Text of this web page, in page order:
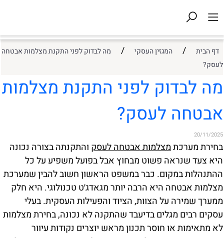
דף הבית / המגזין העסקי /
מה לבדוק לפני התקנת מצלמות אבטחה
לעסק?
מה לבדוק לפני התקנת מצלמות
אבטחה לעסק?
20/11/2025
בחירת מערכתמצלמות אבטחה לעסק והתקנתה בצורה נכונה
היא צעד שנראה פשוט מבחוץ אבל בפועל משפיע על כל
ההתנהלות במקום. כבר במשפט הראשון חשוב להבין שמערכת
מצלמות אבטחה היא הרבה יותר מגאדג׳ט טכנולוגי. היא חלק
ממערך שמירה על הצוות, הציוד והפעילות העסקית. בעלי
עסקים רבים מגלים בדיעבד שהתקנה לא נכונה, בחירת מצלמות
לא מתאימות או חוסר תכנון מראש יוצרים נקודות עיוור